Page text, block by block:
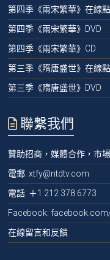
第四季《兩宋繁華》在線
第四季《兩宋繁華》DVD
第四季《兩宋繁華》CD
第三季《隋唐盛世》在線
第三季《隋唐盛世》DVD
聯繫我們
贊助招商，媒體合作，市
電郵:xtfy@ntdtv.com
電話: ＋1 212 378 6773
Facebook:
在線留言和反饋